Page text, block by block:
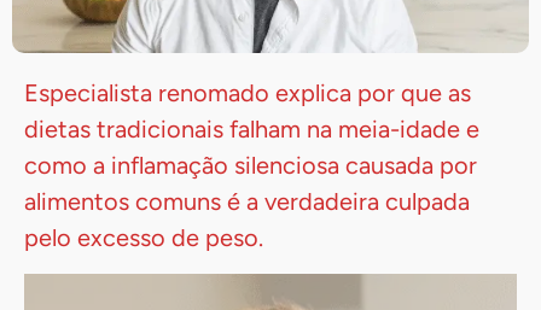
Especialista renomado explica por que as
dietas tradicionais falham na meia-idade e
como a inflamação silenciosa causada por
alimentos comuns é a verdadeira culpada
pelo excesso de peso.